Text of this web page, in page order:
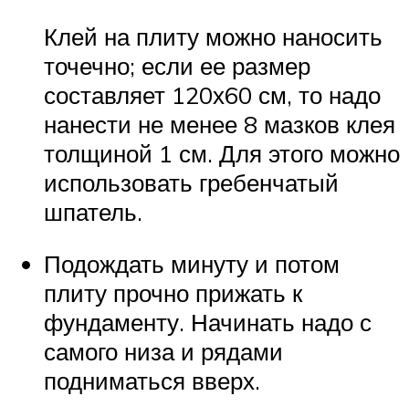
Клей на плиту можно наносить
точечно; если ее размер
составляет 120х60 см, то надо
нанести не менее 8 мазков клея
толщиной 1 см. Для этого можно
использовать гребенчатый
шпатель.
Подождать минуту и потом
плиту прочно прижать к
фундаменту. Начинать надо с
самого низа и рядами
подниматься вверх.